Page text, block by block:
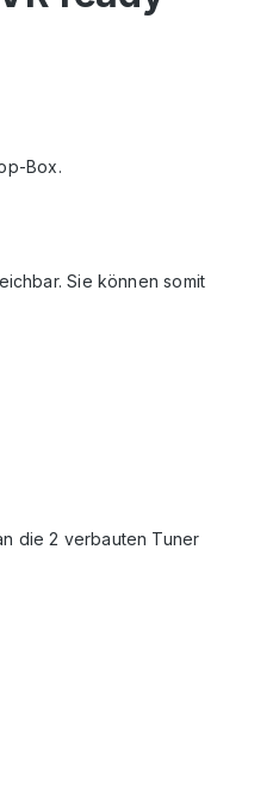
Box.
Sie können somit
die 2 verbauten Tuner